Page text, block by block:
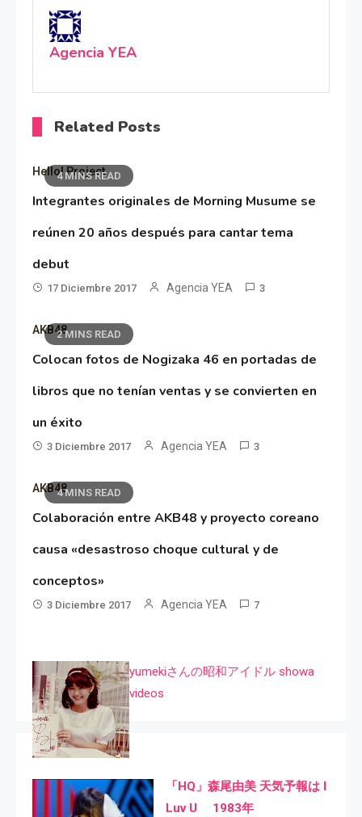
Agencia YEA
Related Posts
4 MINS READ
Hello! Project
Integrantes originales de Morning Musume se
reúnen 20 años después para cantar tema
debut
17 Diciembre 2017 Agencia YEA 3
2 MINS READ
AKB48
Colocan fotos de Nogizaka 46 en portadas de
libros que no tenían ventas y se convierten en
un éxito
3 Diciembre 2017 Agencia YEA 3
4 MINS READ
AKB48
Colaboración entre AKB48 y proyecto coreano
causa «desastroso choque cultural y de
conceptos»
3 Diciembre 2017 Agencia YEA 7
yumekiさんの昭和アイドル showa
videos
「HQ」森尾由美 天気予報は I
Luv U 1983年